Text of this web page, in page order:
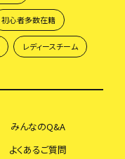
初心者多数在籍
レディースチーム
みんなのQ&A
よくあるご質問